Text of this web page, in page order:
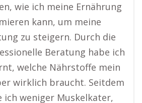
wie ich meine Ernährung
kann, um meine
zu steigern. Durch die
Beratung habe ich
welche Nährstoffe mein
wirklich braucht. Seitdem
ich weniger Muskelkater,